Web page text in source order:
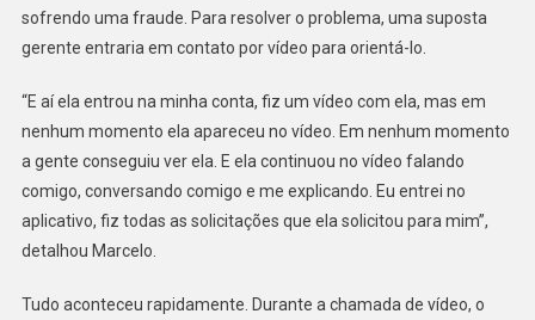
sofrendo uma fraude. Para resolver o problema, uma suposta
gerente entraria em contato por vídeo para orientá-lo.
“E aí ela entrou na minha conta, fiz um vídeo com ela, mas em
nenhum momento ela apareceu no vídeo. Em nenhum momento
a gente conseguiu ver ela. E ela continuou no vídeo falando
comigo, conversando comigo e me explicando. Eu entrei no
aplicativo, fiz todas as solicitações que ela solicitou para mim”,
detalhou Marcelo.
Tudo aconteceu rapidamente. Durante a chamada de vídeo, o